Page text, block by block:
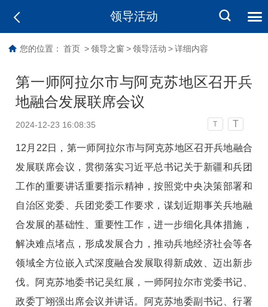
领导活动
您的位置： 首页 > 领导之窗 > 领导活动 > 详细内容
第一师阿拉尔市与阿克苏地区召开兵
地融合发展联席会议
2024-12-23 16:08:35 T T
12月22日，第一师阿拉尔市与阿克苏地区召开兵地融合
发展联席会议，贯彻落实习近平总书记关于新疆和兵团
工作的重要讲话重要指示精神，按照党中央决策部署和
自治区党委、兵团党委工作要求，谋划近期事关兵地融
合发展的基础性、重要性工作，进一步细化具体措施，
解决难点堵点，形成发展合力，推动兵地经济社会等各
领域全方位嵌入式深度融合发展取得新成效、迈出新步
伐。阿克苏地委书记吴红展，一师阿拉尔市党委书记、
政委丁翊强出席会议并讲话。阿克苏地委副书记、行署